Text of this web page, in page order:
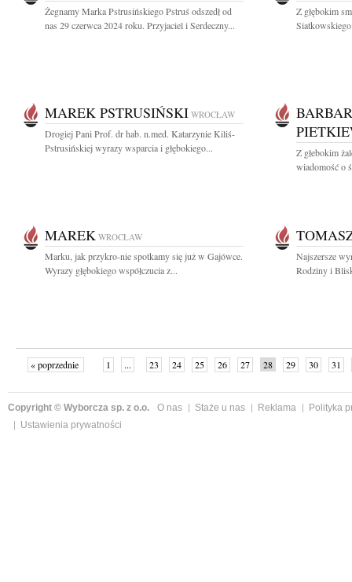
Żegnamy Marka Pstrusińskiego Pstruś odszedł od
nas 29 czerwca 2024 roku. Przyjaciel i Serdeczny...
Z głębokim
MAREK PSTRUSIŃSKI WROCŁAW
Drogiej Pani Prof. dr hab. n.med. Katarzynie Kiliś-
Pstrusińskiej wyrazy wsparcia i głębokiego...
Z głebokim
wiadomość o
MAREK WROCŁAW
Marku, jak przykro-nie spotkamy się już w Gajówce.
Wyrazy głębokiego współczucia z...
Najszersze
Rodziny i
« poprzednie 1 ... 23 24 25 26 27 28 29 30
31
Copyright © Wyborcza sp. z o.o. O nas Staże u nas Reklama
Polityka
Ustawienia prywatności